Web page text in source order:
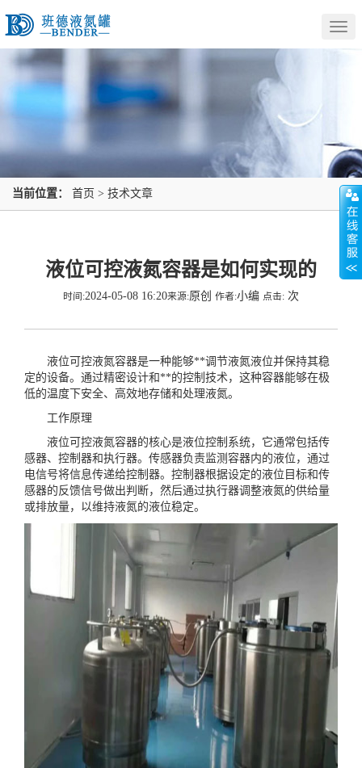
当前位置： 首页 > 技术文章
液位可控液氮容器是如何实现的
时间:2024-05-08 16:20来源:原创 作者:小编 点击: 次
液位可控液氮容器是一种能够**调节液氮液位并保持其稳
定的设备。通过精密设计和**的控制技术，这种容器能够在极
低的温度下安全、高效地存储和处理液氮。
工作原理
液位可控液氮容器的核心是液位控制系统，它通常包括传
感器、控制器和执行器。传感器负责监测容器内的液位，通过
电信号将信息传递给控制器。控制器根据设定的液位目标和传
感器的反馈信号做出判断，然后通过执行器调整液氮的供给量
或排放量，以维持液氮的液位稳定。